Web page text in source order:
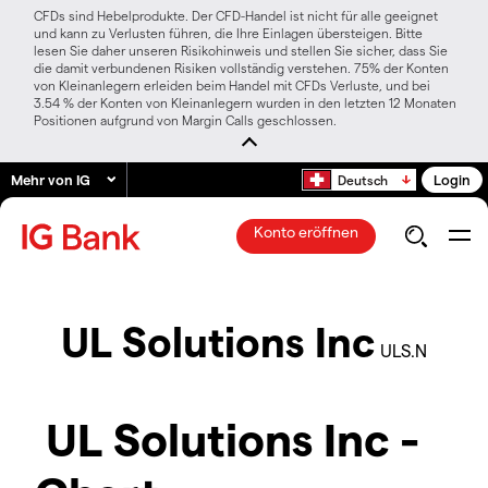
CFDs sind Hebelprodukte. Der CFD-Handel ist nicht für alle geeignet
und kann zu Verlusten führen, die Ihre Einlagen übersteigen. Bitte
lesen Sie daher unseren Risikohinweis und stellen Sie sicher, dass Sie
die damit verbundenen Risiken vollständig verstehen. 75% der Konten
von Kleinanlegern erleiden beim Handel mit CFDs Verluste, und bei
3.54 % der Konten von Kleinanlegern wurden in den letzten 12 Monaten
Positionen aufgrund von Margin Calls geschlossen.
Mehr von IG Deutsch Login
Konto eröffnen
UL Solutions Inc ULS.N
UL Solutions Inc -